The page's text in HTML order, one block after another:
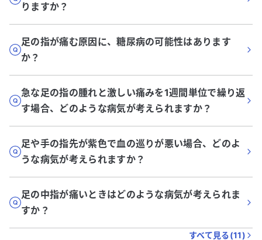
りますか？
足の指が痛む原因に、糖尿病の可能性はあります
か？
急な足の指の腫れと激しい痛みを1週間単位で繰り返
す場合、どのような病気が考えられますか？
足や手の指先が紫色で血の巡りが悪い場合、どのよ
うな病気が考えられますか？
足の中指が痛いときはどのような病気が考えられま
すか？
すべて見る(11)